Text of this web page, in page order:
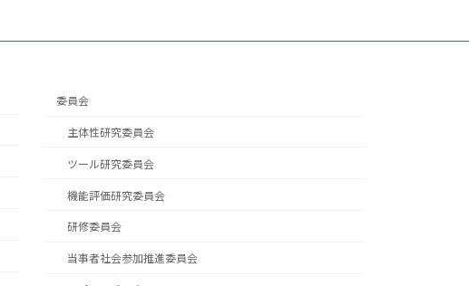
委員会
主体性研究委員会
ツール研究委員会
機能評価研究委員会
研修委員会
当事者社会参加推進委員会